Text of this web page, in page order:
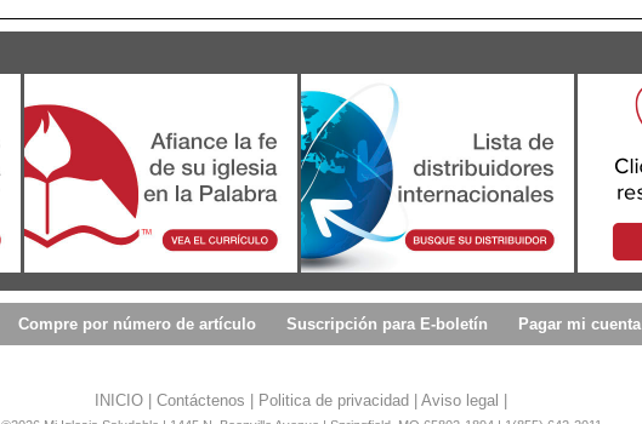
Compre por número de artículo Suscripción para E-boletín Pagar mi cuenta
INICIO Contáctenos Politica de privacidad Aviso legal